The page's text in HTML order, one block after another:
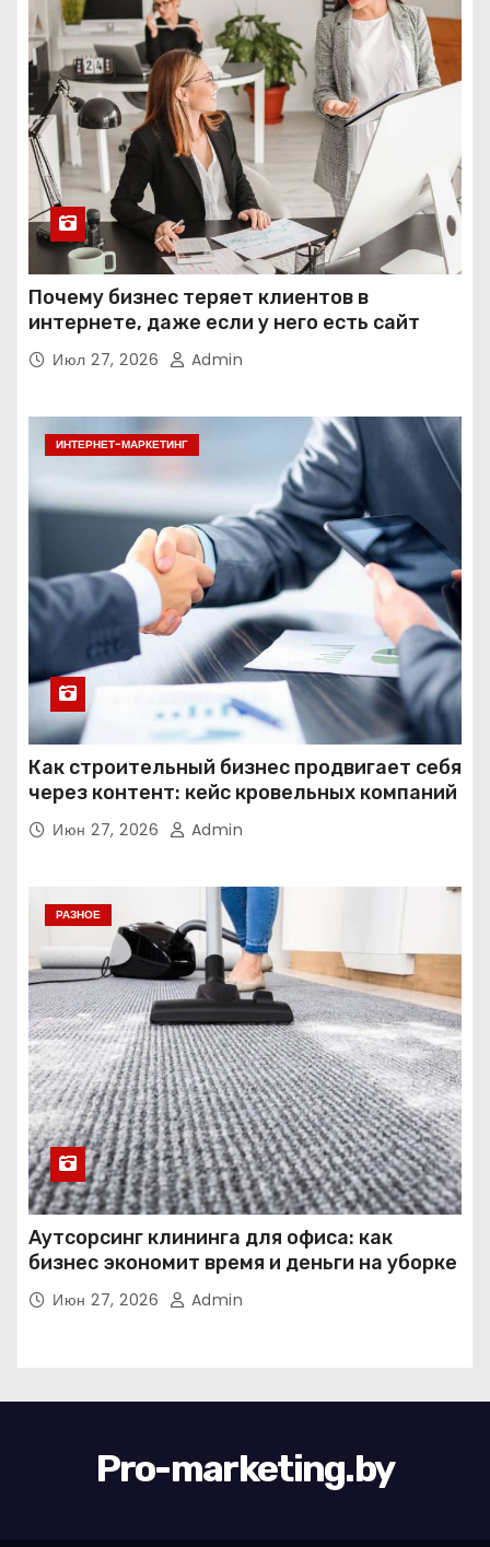
Почему бизнес теряет клиентов в
интернете, даже если у него есть сайт
Июл 27, 2026 Admin
ИНТЕРНЕТ-МАРКЕТИНГ
Как строительный бизнес продвигает себя
через контент: кейс кровельных компаний
Июн 27, 2026 Admin
РАЗНОЕ
Аутсорсинг клининга для офиса: как
бизнес экономит время и деньги на уборке
Июн 27, 2026 Admin
Pro-marketing.by